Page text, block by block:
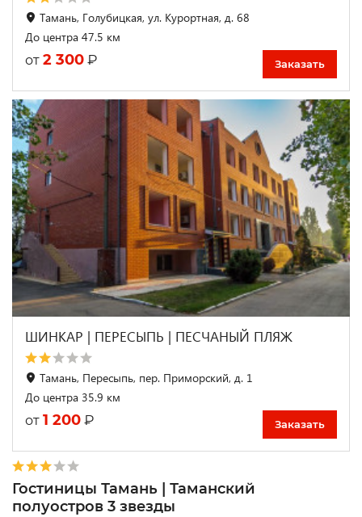
Тамань, Голубицкая, ул. Курортная, д. 68
До центра 47.5 км
от 2 300 ₽ Заказать
ШИНКАР | ПЕРЕСЫПЬ | ПЕСЧАНЫЙ ПЛЯЖ
Тамань, Пересыпь, пер. Приморский, д. 1
До центра 35.9 км
от 1 200 ₽ Заказать
Гостиницы Тамань | Таманский
полуостров 3 звезды